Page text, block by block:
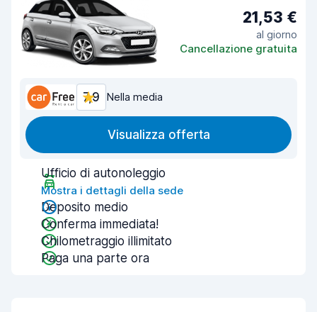
21,53 €
al giorno
Cancellazione gratuita
7,9 Nella media
Visualizza offerta
Ufficio di autonoleggio
Mostra i dettagli della sede
Deposito medio
Conferma immediata!
Chilometraggio illimitato
Paga una parte ora